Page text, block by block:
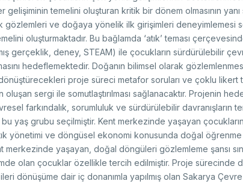
Service Inventories
Corporate Identity
STI
STI
Archive
About Us
Announcement
Patents
Multilateral Cooperation Programs
EU Framework Programmes
Research Scholarship Programs
Rail Transportation Technologies
Defense Industry Research and
Development Institute (SAGE)
TEKSEB & TEKNOPARK
Basic Sciences Research Institute
Clean Energy, Climate Change and
Sustainability Research Institute
Turkish Industrial Dispatch and
Administration E. (TÜSSİDE)
National Metrology E. (UME)
temelini oluşturan kritik bir dönem olmasının yanı
ve doğaya yönelik ilk girişimleri deneyimlemesi
oluşturmaktadır. Bu bağlamda ‘atık’ teması
gerçeklik, deney, STEAM) ile çocukların sürdürülebilir
hedeflemektedir. Doğanın bilimsel olarak
proje süreci metafor soruları ve çoklu
oluşan sergi ile somutlaştırılması sağlanacaktır. Projenin
farkındalık, sorumluluk ve sürdürülebilir davranışların
yaş grubu seçilmiştir. Kent merkezinde yaşayan
yönetimi ve döngüsel ekonomi konusunda doğal öğrenme
yaşayan, doğal döngüleri gözlemleme şansı
olan çocuklar özellikle tercih edilmiştir. Proje sürecinde
dönüşüme dair iç donanımla yapılmış olan Sakarya